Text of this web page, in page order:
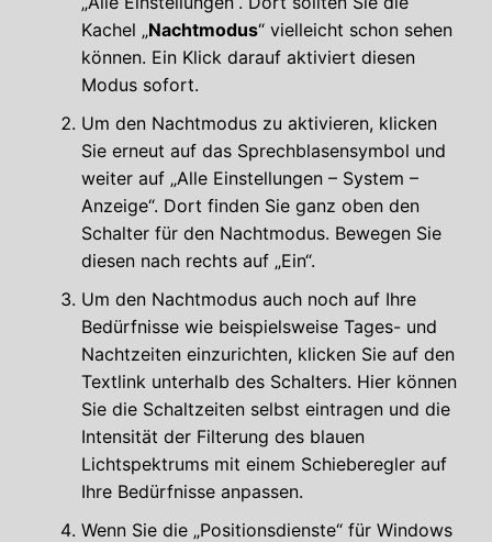
Kachel „Nachtmodus“ vielleicht schon sehen
können. Ein Klick darauf aktiviert diesen
Modus sofort.
Um den Nachtmodus zu aktivieren, klicken
Sie erneut auf das Sprechblasensymbol und
weiter auf „Alle Einstellungen – System –
Anzeige“. Dort finden Sie ganz oben den
Schalter für den Nachtmodus. Bewegen Sie
diesen nach rechts auf „Ein“.
Um den Nachtmodus auch noch auf Ihre
Bedürfnisse wie beispielsweise Tages- und
Nachtzeiten einzurichten, klicken Sie auf den
Textlink unterhalb des Schalters. Hier können
Sie die Schaltzeiten selbst eintragen und die
Intensität der Filterung des blauen
Lichtspektrums mit einem Schieberegler auf
Ihre Bedürfnisse anpassen.
Wenn Sie die „Positionsdienste“ für Windows